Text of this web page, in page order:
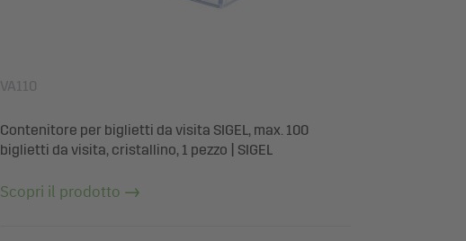
VA110
Contenitore per biglietti da visita SIGEL, max. 100
biglietti da visita, cristallino, 1 pezzo | SIGEL
Scopri il prodotto